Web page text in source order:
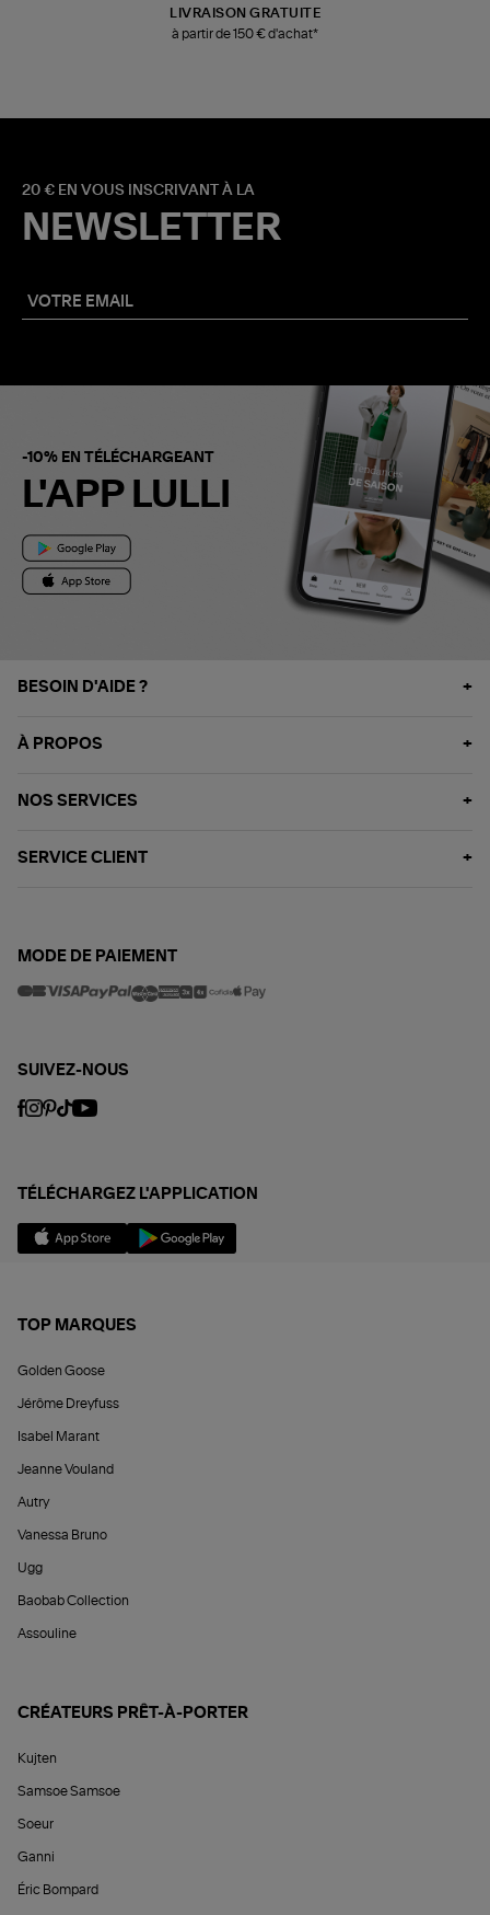
LIVRAISON GRATUITE
à partir de 150 € d'achat*
20 € EN VOUS INSCRIVANT À LA
NEWSLETTER
-10% EN TÉLÉCHARGEANT
L'APP LULLI
BESOIN D'AIDE ?
À PROPOS
NOS SERVICES
SERVICE CLIENT
MODE DE PAIEMENT
SUIVEZ-NOUS
TÉLÉCHARGEZ L'APPLICATION
TOP MARQUES
Golden Goose
Jérôme Dreyfuss
Isabel Marant
Jeanne Vouland
Autry
Vanessa Bruno
Ugg
Baobab Collection
Assouline
CRÉATEURS PRÊT-À-PORTER
Kujten
Samsoe Samsoe
Soeur
Ganni
Éric Bompard